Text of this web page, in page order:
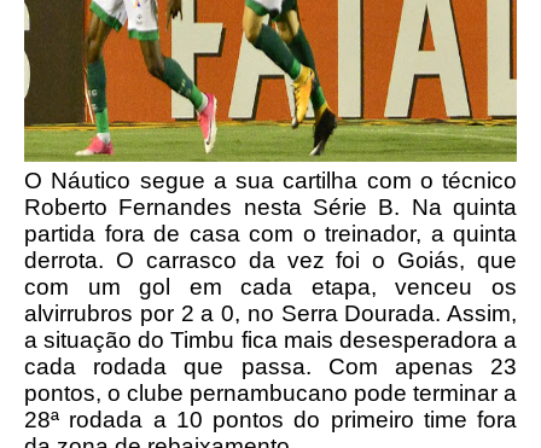
O Náutico segue a sua cartilha com o técnico
Roberto Fernandes nesta Série B. Na quinta
partida fora de casa com o treinador, a quinta
derrota. O carrasco da vez foi o Goiás, que
com um gol em cada etapa, venceu os
alvirrubros por 2 a 0, no Serra Dourada. Assim,
a situação do Timbu fica mais desesperadora a
cada rodada que passa. Com apenas 23
pontos, o clube pernambucano pode terminar a
28ª rodada a 10 pontos do primeiro time fora